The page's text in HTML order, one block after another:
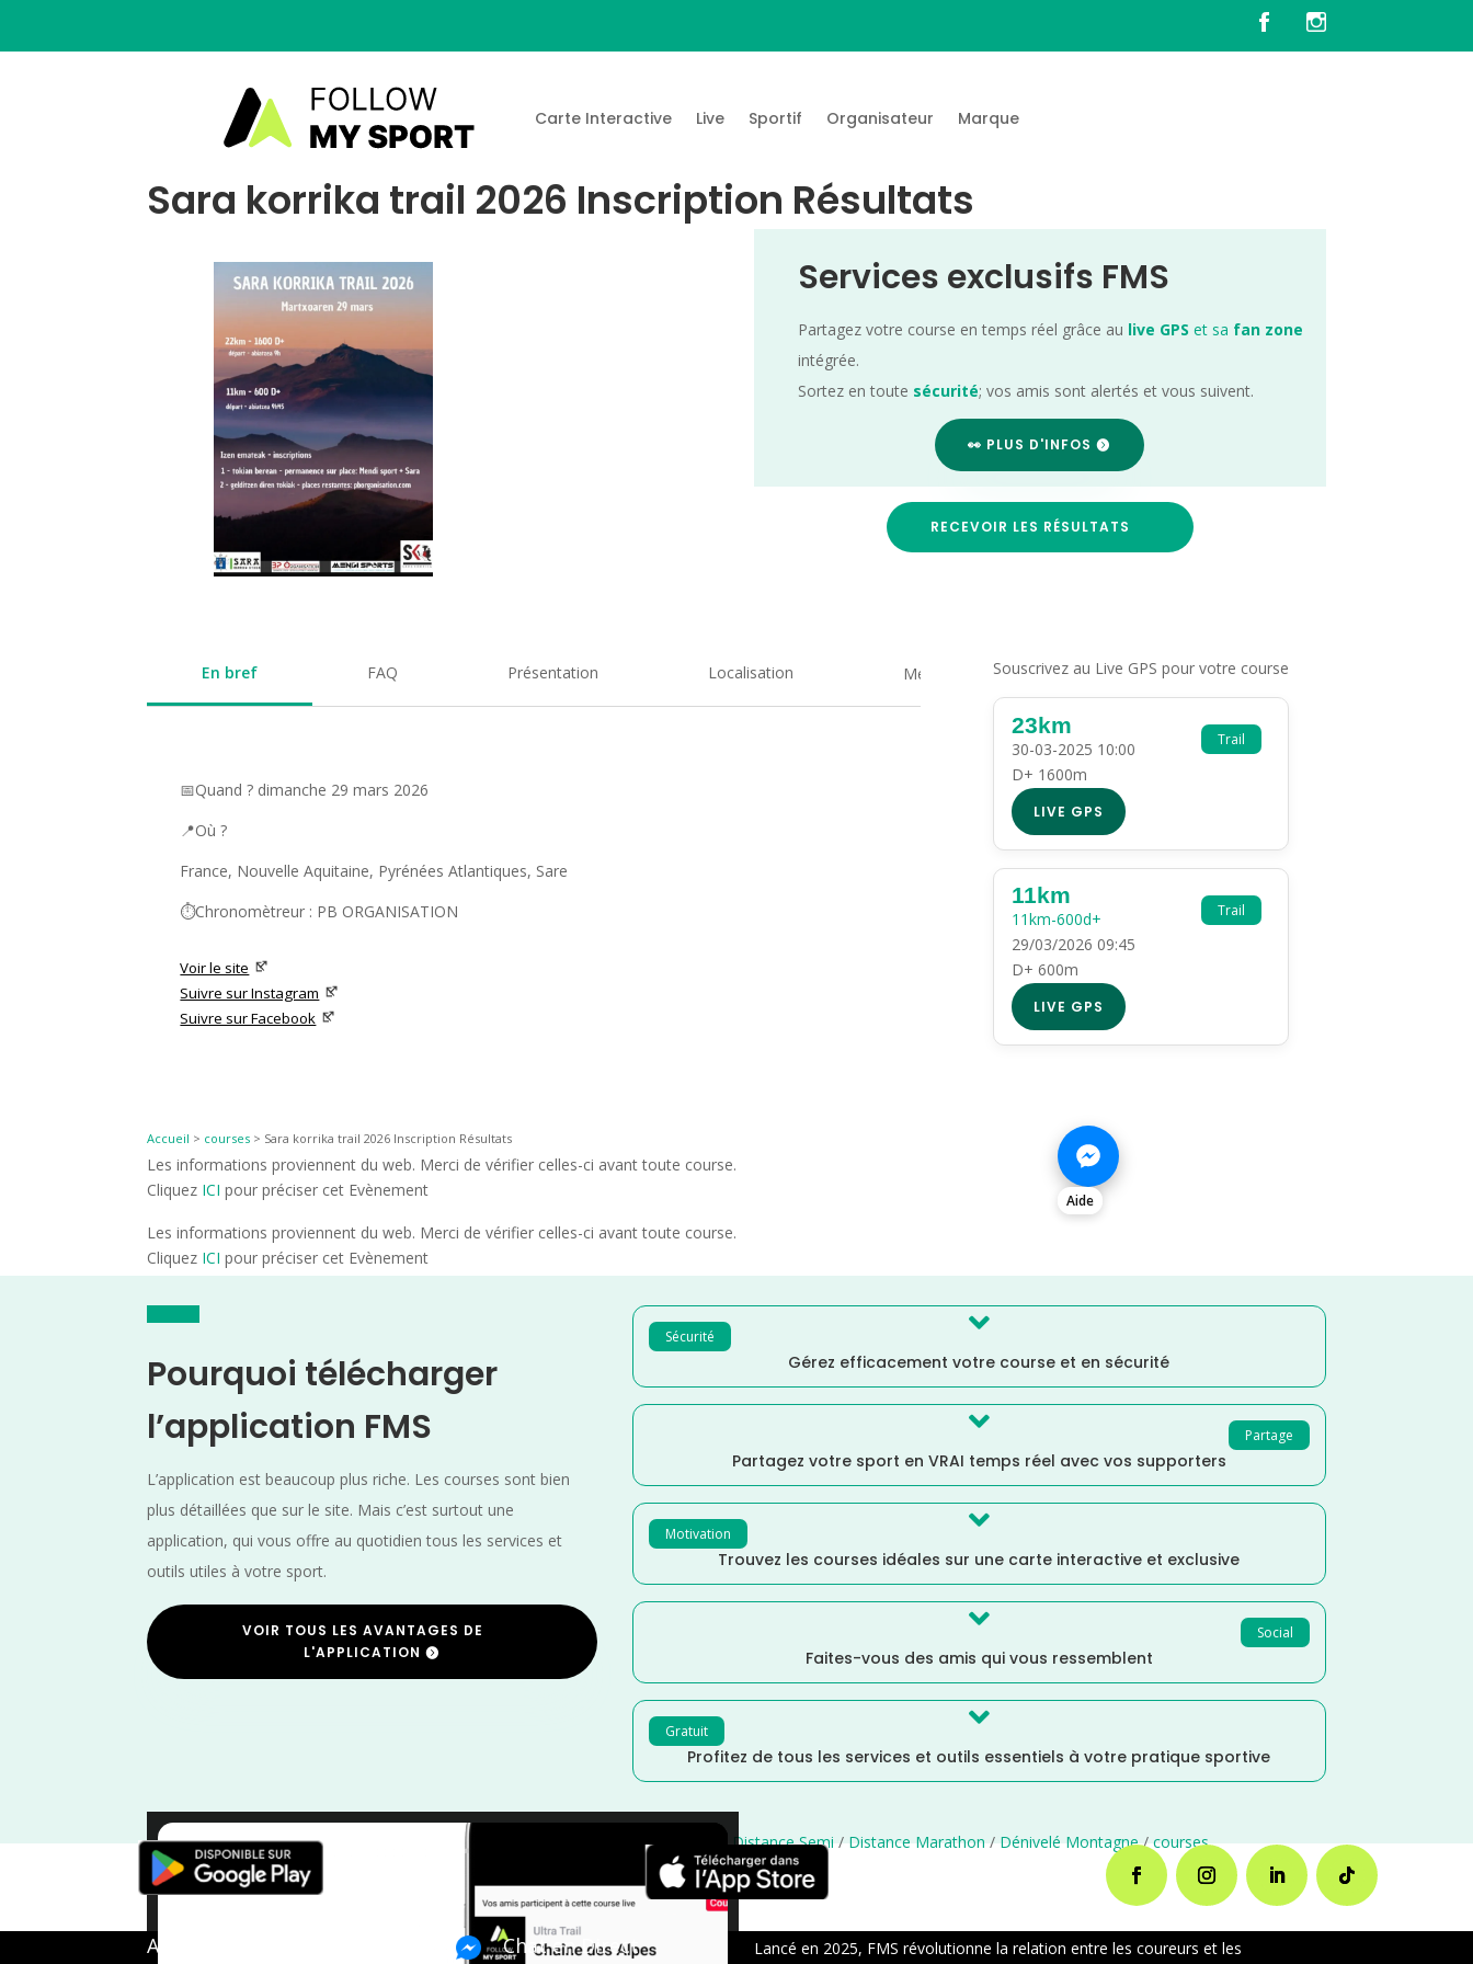
Carte Interactive Live Sportif Organisateur Marque
Sara korrika trail 2026 Inscription Résultats
Services exclusifs FMS
Partagez votre course en temps réel grâce au live GPS et sa fan zone
intégrée.
Sortez en toute sécurité; vos amis sont alertés et vous suivent.
👀 PLUS D'INFOS
RECEVOIR LES RÉSULTATS
En bref FAQ Présentation Localisation Medias
📅Quand ? dimanche 29 mars 2026
📍Où ?
France, Nouvelle Aquitaine, Pyrénées Atlantiques, Sare
⏱️Chronomètreur : PB ORGANISATION
Voir le site
Suivre sur Instagram
Suivre sur Facebook
Souscrivez au Live GPS pour votre course
Trail
23km
30-03-2025 10:00
D+ 1600m
LIVE GPS
Trail
11km
11km-600d+
29/03/2026 09:45
D+ 600m
LIVE GPS
Accueil > courses > Sara korrika trail 2026 Inscription Résultats
Les informations proviennent du web. Merci de vérifier celles-ci avant toute course.
Cliquez ICI pour préciser cet Evènement
Les informations proviennent du web. Merci de vérifier celles-ci avant toute course.
Cliquez ICI pour préciser cet Evènement
Aide
Pourquoi télécharger
l’application FMS
L’application est beaucoup plus riche. Les courses sont bien
plus détaillées que sur le site. Mais c’est surtout une
application, qui vous offre au quotidien tous les services et
outils utiles à votre sport.
VOIR TOUS LES AVANTAGES DE
L'APPLICATION
Sécurité 
Gérez efficacement votre course et en sécurité
Partage

Partagez votre sport en VRAI temps réel avec vos supporters
Motivation 
Trouvez les courses idéales sur une carte interactive et exclusive
Social

Faites-vous des amis qui vous ressemblent
Gratuit 
Profitez de tous les services et outils essentiels à votre pratique sportive
×
Trail/Pyrénées Atlantiques / Mars /Distance Semi/Distance Marathon/Dénivelé Montagne/courses
A propos de FMS Chat en Direct
Lancé en 2025, FMS révolutionne la relation entre les coureurs et les